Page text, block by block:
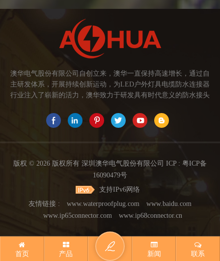
澳华电气股份有限公司自创立来，澳华一直保持高速增长，通过自
主研发体系，开展持续创新运动，为LED户外灯具电缆防水连接器
行业注入了崭新的活力，澳华致力于研发具有时代意义的防水接头
物生长灯、高铁动车、养殖畜牧、水族设备、发热瓷砖、船舶、油
烟机、环保机械、医疗保健设备、捕鱼集鱼灯、汽车大灯、太阳能
的愿景： 我们注重产品品质，以人为本，坚持创新，以市场为导向
开发具有品质的线缆连接器产品，为客户提供多方面的连接解决方
的使命： 关注市场发展，紧握客户的需求，提供有价值的线缆连接
器解决方案，为客户创造价值。 我们的价值观： 1、不断专研高端
技术，提高行业技术水平...
版权 © 2026 版权所有 深圳澳华电气股份有限公司 ICP : 粤ICP备
16090479号
支持IPv6网络
友情链接 :
www.waterproofplug.com
www.baidu.com
www.ip65connector.com
www.ip68connector.cn
首页 产品 新闻 联系